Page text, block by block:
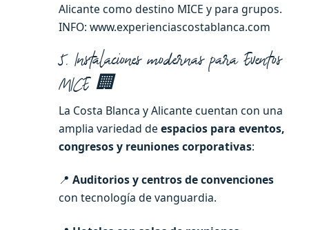
Alicante como destino MICE y para grupos.
INFO: www.experienciascostablanca.com
5. Instalaciones modernas para Eventos
MICE 🏢
La Costa Blanca y Alicante cuentan con una
amplia variedad de espacios para eventos,
congresos y reuniones corporativas:
📍 Auditorios y centros de convenciones
con tecnología de vanguardia.